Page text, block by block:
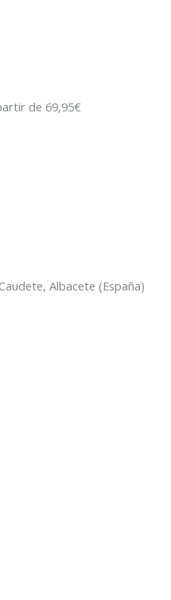
de 69,95€
Albacete (España)